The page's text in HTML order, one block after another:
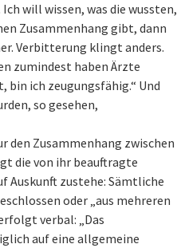
will wissen, was die wussten,
Zusammenhang gibt, dann
Verbitterung klingt anders.
zumindest haben Ärzte
bin ich zeugungsfähig.“ Und
so gesehen,
den Zusammenhang zwischen
die von ihr beauftragte
Auskunft zustehe: Sämtliche
oder „aus mehreren
verbal: „Das
auf eine allgemeine